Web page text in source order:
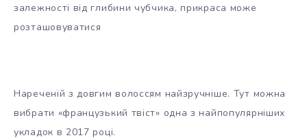
залежності від глибини чубчика, прикраса може
розташовуватися
Нареченій з довгим волоссям найзручніше. Тут можна
вибрати «французький твіст» одна з найпопулярніших
укладок в 2017 році.